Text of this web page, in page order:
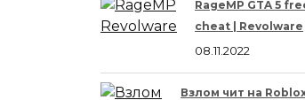
RageMP GTA 5
cheat | Revolware
08.11.2022
Взлом чит на